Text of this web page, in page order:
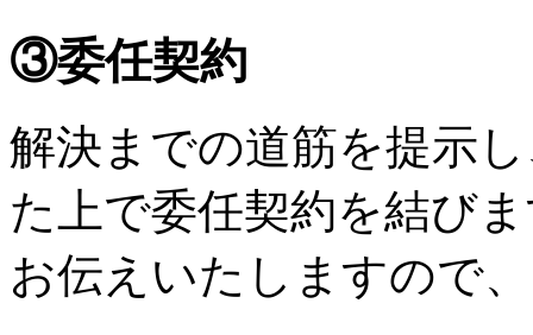
③委任契約
解決までの道筋を提示
た上で委任契約を結び
お伝えいたしますので